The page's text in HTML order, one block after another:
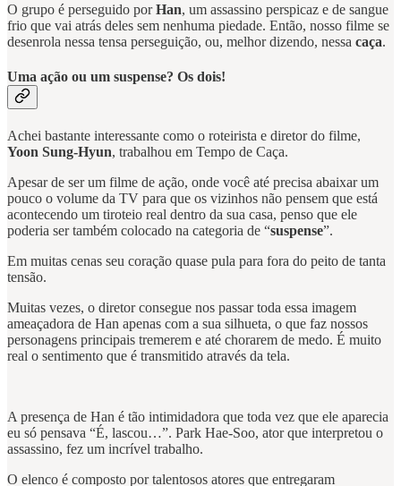
O grupo é perseguido porHan, um assassino perspicaz e de sangue
frio que vai atrás deles sem nenhuma piedade. Então, nosso filme se
desenrola nessa tensa perseguição, ou, melhor dizendo, nessa caça.
Uma ação ou um suspense? Os dois!
Achei bastante interessante como o roteirista e diretor do filme,
Yoon Sung-Hyun, trabalhou em Tempo de Caça.
Apesar de ser um filme de ação, onde você até precisa abaixar um
pouco o volume da TV para que os vizinhos não pensem que está
acontecendo um tiroteio real dentro da sua casa, penso que ele
poderia ser também colocado na categoria de “suspense”.
Em muitas cenas seu coração quase pula para fora do peito de tanta
tensão.
Muitas vezes, o diretor consegue nos passar toda essa imagem
ameaçadora de Han apenas com a sua silhueta, o que faz nossos
personagens principais tremerem e até chorarem de medo. É muito
real o sentimento que é transmitido através da tela.
A presença de Han é tão intimidadora que toda vez que ele aparecia
eu só pensava “É, lascou…”. Park Hae-Soo, ator que interpretou o
assassino, fez um incrível trabalho.
O elenco é composto por talentosos atores que entregaram